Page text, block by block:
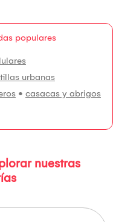
populares
urbanas
• casacas y abrigos
nuestras